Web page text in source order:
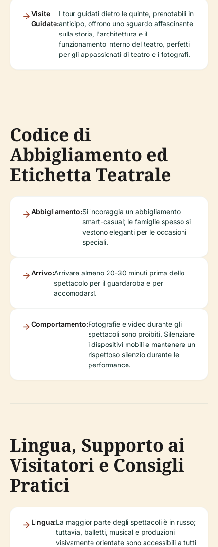
Visite
Guidate:
I tour guidati dietro le quinte, prenotabili in
anticipo, offrono uno sguardo affascinante
sulla storia, l'architettura e il
funzionamento interno del teatro, perfetti
per gli appassionati di teatro e i fotografi.
Codice di
Abbigliamento ed
Etichetta Teatrale
Abbigliamento:Si incoraggia un abbigliamento
smart-casual; le famiglie spesso si
vestono eleganti per le occasioni
speciali.
Arrivo:Arrivare almeno 20-30 minuti prima dello
spettacolo per il guardaroba e per
accomodarsi.
Comportamento:Fotografie e video durante gli
spettacoli sono proibiti. Silenziare
i dispositivi mobili e mantenere un
rispettoso silenzio durante le
performance.
Lingua, Supporto ai
Visitatori e Consigli
Pratici
Lingua:La maggior parte degli spettacoli è in russo;
tuttavia, balletti, musical e produzioni
visivamente orientate sono accessibili a tutti